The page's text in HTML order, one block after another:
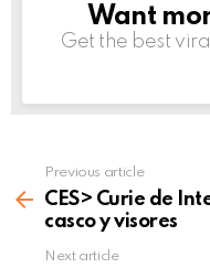
NEWSLETTER
Want
Get the best
more
Previous article
CES> Curie de
casco y visores
Next article